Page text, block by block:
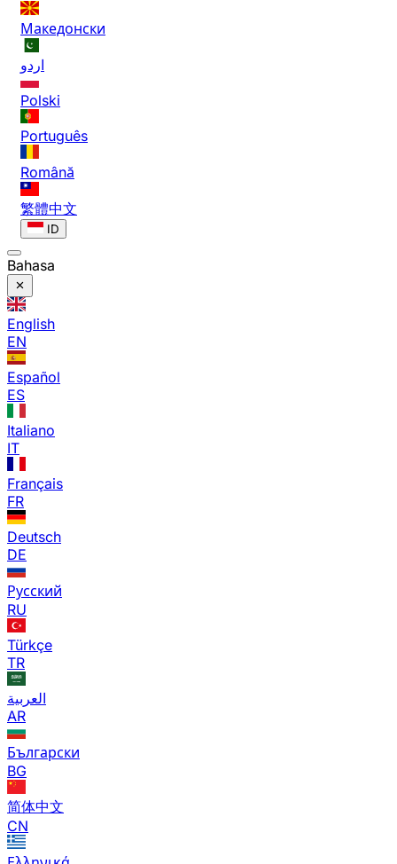
Македонски
اردو
Polski
Português
Română
繁體中文
ID
Bahasa
English
EN
Español
ES
Italiano
IT
Français
FR
Deutsch
DE
Русский
RU
Türkçe
TR
العربية
AR
Български
BG
简体中文
CN